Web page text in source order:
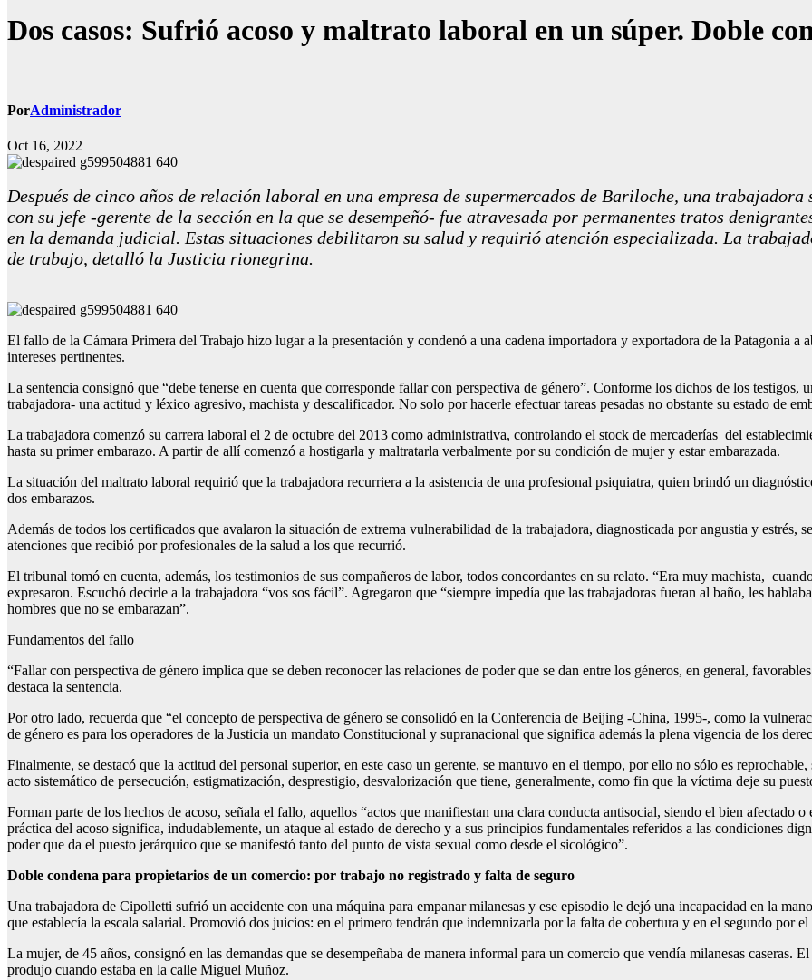
Dos casos: Sufrió acoso y maltrato laboral en un súper. Doble
PorAdministrador
Oct 16, 2022
Después de cinco años de relación laboral en una empresa de supermercados de Bariloche, una
con su jefe -gerente de la sección en la que se desempeñó- fue atravesada por permanentes tratos
en la demanda judicial. Estas situaciones debilitaron su salud y requirió atención especializada. La
de trabajo, detalló la Justicia rionegrina.
El fallo de la Cámara Primera del Trabajo hizo lugar a la presentación y condenó a una cadena importadora y exportadora de la Patagonia
intereses pertinentes.
La sentencia consignó que “debe tenerse en cuenta que corresponde fallar con perspectiva de género”. Conforme los dichos de los testigos,
trabajadora- una actitud y léxico agresivo, machista y descalificador. No solo por hacerle efectuar tareas pesadas no obstante su estado de
La trabajadora comenzó su carrera laboral el 2 de octubre del 2013 como administrativa, controlando el stock de mercaderías del
hasta su primer embarazo. A partir de allí comenzó a hostigarla y maltratarla verbalmente por su condición de mujer y estar embarazada.
La situación del maltrato laboral requirió que la trabajadora recurriera a la asistencia de una profesional psiquiatra, quien brindó un
dos embarazos.
Además de todos los certificados que avalaron la situación de extrema vulnerabilidad de la trabajadora, diagnosticada por angustia y estrés,
atenciones que recibió por profesionales de la salud a los que recurrió.
El tribunal tomó en cuenta, además, los testimonios de sus compañeros de labor, todos concordantes en su relato. “Era muy machista,
expresaron. Escuchó decirle a la trabajadora “vos sos fácil”. Agregaron que “siempre impedía que las trabajadoras fueran al baño, les
hombres que no se embarazan”.
Fundamentos del fallo
“Fallar con perspectiva de género implica que se deben reconocer las relaciones de poder que se dan entre los géneros, en general,
destaca la sentencia.
Por otro lado, recuerda que “el concepto de perspectiva de género se consolidó en la Conferencia de Beijing -China, 1995-, como la
de género es para los operadores de la Justicia un mandato Constitucional y supranacional que significa además la plena vigencia de los
Finalmente, se destacó que la actitud del personal superior, en este caso un gerente, se mantuvo en el tiempo, por ello no sólo es
acto sistemático de persecución, estigmatización, desprestigio, desvalorización que tiene, generalmente, como fin que la víctima deje su
Forman parte de los hechos de acoso, señala el fallo, aquellos “actos que manifiestan una clara conducta antisocial, siendo el bien
práctica del acoso significa, indudablemente, un ataque al estado de derecho y a sus principios fundamentales referidos a las condiciones
poder que da el puesto jerárquico que se manifestó tanto del punto de vista sexual como desde el sicológico”.
Doble condena para propietarios de un comercio: por trabajo no registrado y falta de seguro
Una trabajadora de Cipolletti sufrió un accidente con una máquina para empanar milanesas y ese episodio le dejó una incapacidad en la
que establecía la escala salarial. Promovió dos juicios: en el primero tendrán que indemnizarla por la falta de cobertura y en el segundo por el
La mujer, de 45 años, consignó en las demandas que se desempeñaba de manera informal para un comercio que vendía milanesas caseras.
produjo cuando estaba en la calle Miguel Muñoz.